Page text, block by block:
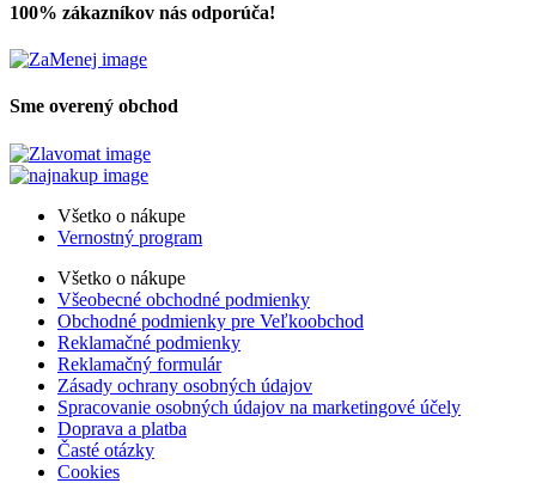
100% zákazníkov nás odporúča!
Sme overený obchod
Všetko o nákupe
Vernostný program
Všetko o nákupe
Všeobecné obchodné podmienky
Obchodné podmienky pre Veľkoobchod
Reklamačné podmienky
Reklamačný formulár
Zásady ochrany osobných údajov
Spracovanie osobných údajov na marketingové účely
Doprava a platba
Časté otázky
Cookies